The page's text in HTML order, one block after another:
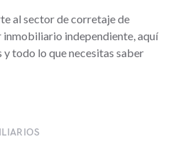
al sector de corretaje de
independiente, aquí
todo lo que necesitas saber